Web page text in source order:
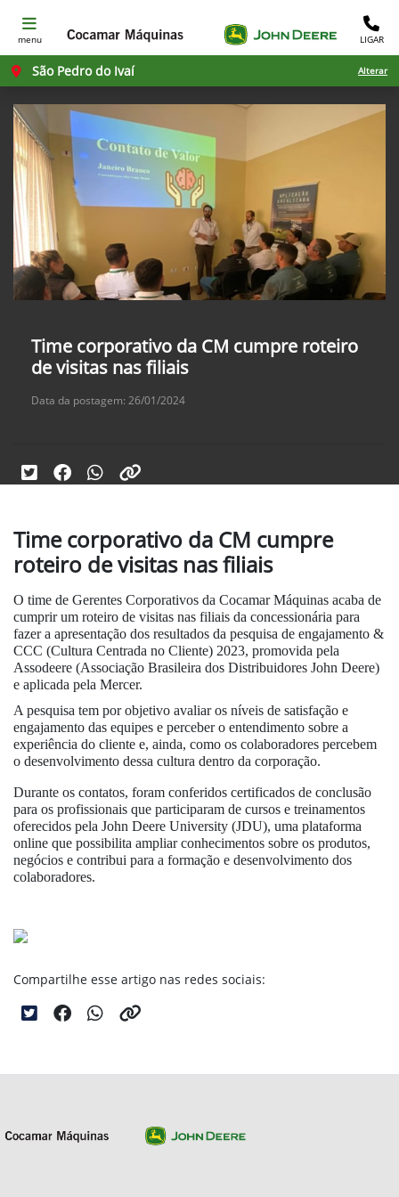
menu LIGAR
São Pedro do Ivaí Alterar
Time corporativo da CM cumpre roteiro
de visitas nas filiais
Data da postagem: 26/01/2024
Time corporativo da CM cumpre
roteiro de visitas nas filiais
O time de Gerentes Corporativos da Cocamar Máquinas acaba de
cumprir um roteiro de visitas nas filiais da concessionária para
fazer a apresentação dos resultados da pesquisa de engajamento &
CCC (Cultura Centrada no Cliente) 2023, promovida pela
Assodeere (Associação Brasileira dos Distribuidores John Deere)
e aplicada pela Mercer.
A pesquisa tem por objetivo avaliar os níveis de satisfação e
engajamento das equipes e perceber o entendimento sobre a
experiência do cliente e, ainda, como os colaboradores percebem
o desenvolvimento dessa cultura dentro da corporação.
Durante os contatos, foram conferidos certificados de conclusão
para os profissionais que participaram de cursos e treinamentos
oferecidos pela John Deere University (JDU), uma plataforma
online que possibilita ampliar conhecimentos sobre os produtos,
negócios e contribui para a formação e desenvolvimento dos
colaboradores.
Compartilhe esse artigo nas redes sociais: